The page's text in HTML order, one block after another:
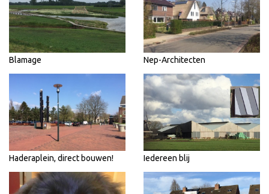
Blamage Nep-Architecten
Haderaplein, direct bouwen! Iedereen blij